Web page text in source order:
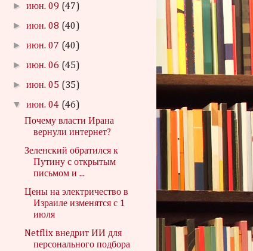
►июн. 09 (47)
►июн. 08 (40)
►июн. 07 (40)
►июн. 06 (45)
►июн. 05 (35)
▼июн. 04 (46)
Почему власти Ирана
вернули интернет?
Зеленский обратился к
Путину с открытым
письмом и ...
Цены на электричество в
Израиле изменятся с 1
июля
Netflix внедрит ИИ для
персонального подбора